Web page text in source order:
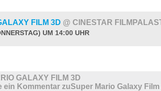
FILM 3D @ CINESTAR
UM 14:00 UHR
GALAXY FILM 3D